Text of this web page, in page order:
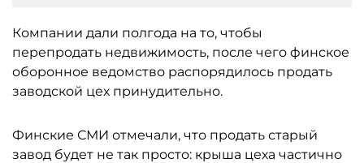
Компании дали полгода на то, чтобы
перепродать недвижимость, после чего финское
оборонное ведомство распорядилось продать
заводской цех принудительно.
Финские СМИ отмечали, что продать старый
завод будет не так просто: крыша цеха частично